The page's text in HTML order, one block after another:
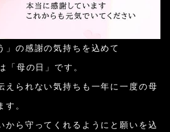
」の感謝の気持ちを込めて
「母の日」です。
えられない気持ちも一年に一度の母
す。
から守ってくれるようにと願いを込